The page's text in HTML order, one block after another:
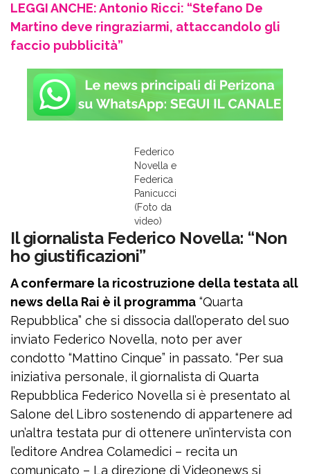
LEGGI ANCHE: Antonio Ricci: “Stefano De
Martino deve ringraziarmi, attaccandolo gli
faccio pubblicità”
Federico
Novella e
Federica
Panicucci
(Foto da
video)
Il giornalista Federico Novella: “Non
ho giustificazioni”
A confermare la ricostruzione della testata all
news della Rai è il programma “Quarta
Repubblica” che si dissocia dall’operato del suo
inviato Federico Novella, noto per aver
condotto “Mattino Cinque” in passato. “Per sua
iniziativa personale, il giornalista di Quarta
Repubblica Federico Novella si è presentato al
Salone del Libro sostenendo di appartenere ad
un’altra testata pur di ottenere un’intervista con
l’editore Andrea Colamedici – recita un
comunicato – La direzione di Videonews si